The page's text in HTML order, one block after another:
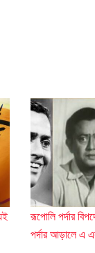
রূপোলি পর্দার
পর্দার আড়ালে